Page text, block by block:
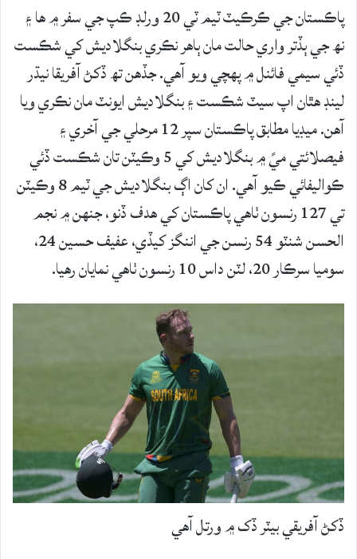
پاڪستان جي ڪرڪيٽ ٽيم ٽي 20 ورلڊ ڪپ جي سفر ۾ ها ۽
نھ جي ٻڏتر واري حالت مان ٻاهر نڪري بنگلاديش کي شڪست
ڏئي سيمي فائنل ۾ پهچي ويو آهي. جڏهن تھ ڏکڻ آفريقا نيڌر
لينڊ هٿان اپ سيٽ شڪست ۽ بنگلاديش ايونٽ مان نڪري ويا
آهن. ميڊيا مطابق پاڪستان سپر 12 مرحلي جي آخري ۽
فيصلائتي ميً ۾ بنگلاديش کي 5 وڪيٽن تان شڪست ڏئي
ڪواليفائي ڪيو آهي. ان کان اڳ بنگلاديش جي ٽيم 8 وڪيٽن
تي 127 رنسون ٺاهي پاڪستان کي هدف ڏنو، جنهن ۾ نجم
الحسن شنٽو 54 رنسن جي اننگز کيڏي، عفيف حسين 24،
سوميا سرڪار 20، لٽن داس 10 رنسون ٺاهي نمايان رهيا.
ڏکڻ آفريقي بيٽر ڏک ۾ ورتل آهي